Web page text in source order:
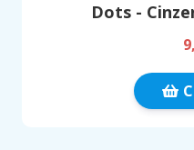
Dots -